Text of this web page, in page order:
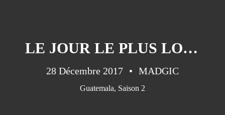
LE JOUR LE PLUS LONG !
28 Décembre 2017 MADGIC
Guatemala, Saison 2